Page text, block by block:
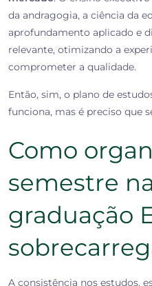
da andragogia, a ciência da
aprofundamento aplicado e
relevante, otimizando a
comprometer a qualidade.
Então, sim, o plano de
funciona, mas é preciso que
Como
semestre
graduação
A consistência nos estudos,